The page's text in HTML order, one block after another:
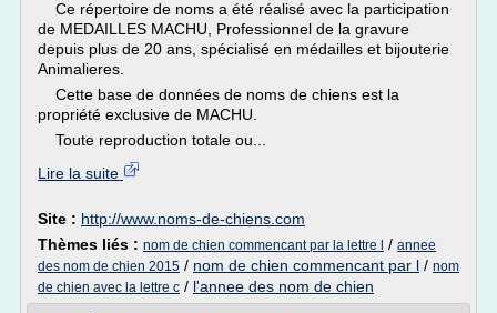
Ce répertoire de noms a été réalisé avec la participation
de MEDAILLES MACHU, Professionnel de la gravure
depuis plus de 20 ans, spécialisé en médailles et bijouterie
Animalieres.
Cette base de données de noms de chiens est la
propriété exclusive de MACHU.
Toute reproduction totale ou...
Lire la suite
Site : http://www.noms-de-chiens.com
Thèmes liés : nom de chien commencant par la lettre l / annee
des nom de chien 2015 / nom de chien commencant par l / nom
de chien avec la lettre c / l'annee des nom de chien